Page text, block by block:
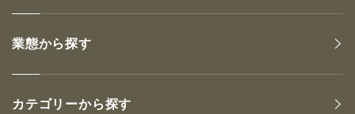
業態から探す
カテゴリーから探す